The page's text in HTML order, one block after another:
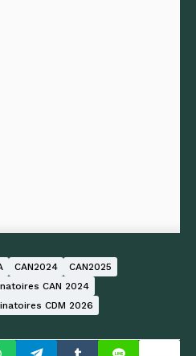
CAN2024
CAN2025
CAN 2024
CDM 2026